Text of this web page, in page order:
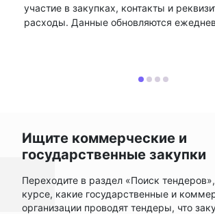
участие в закупках, контакты и
расходы. Данные обновляются
Ищите коммерческие и
государственные закупки
Переходите в раздел «Поиск
курсе, какие государственные и
организации проводят тендеры, что